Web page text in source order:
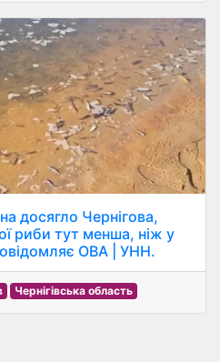
досягло Чернігова,
риби тут менша, ніж у
ОВА | УНН.
Чернігівська область